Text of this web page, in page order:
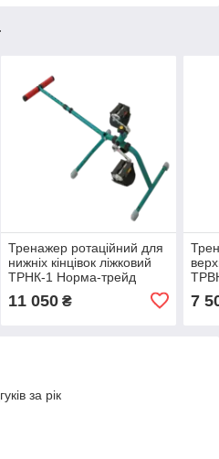
Тренажер ротаційний для
нижніх кінцівок ліжковий
ТРНК-1 Норма-трейд
11 050₴ 7
за рік